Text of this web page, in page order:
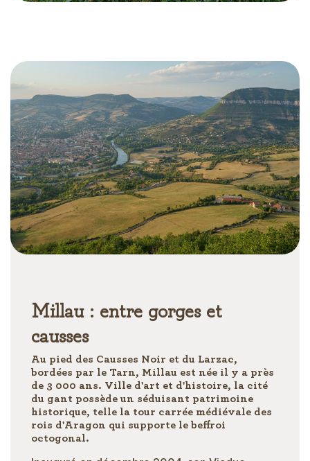
Millau : entre gorges et
causses
Au pied des Causses Noir et du Larzac,
bordées par le Tarn, Millau est née il y a près
de 3 000 ans. Ville d'art et d'histoire, la cité
du gant possède un séduisant patrimoine
historique, telle la tour carrée médiévale des
rois d'Aragon qui supporte le beffroi
octogonal.